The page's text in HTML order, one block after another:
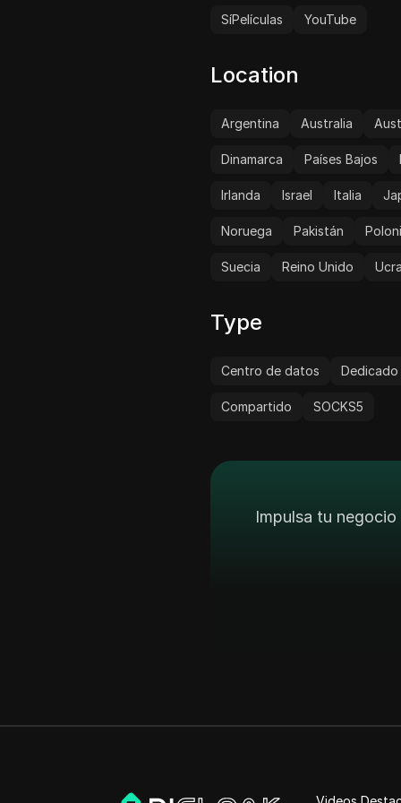
SíPelículas YouTube
Location
Argentina Australia
Dinamarca Países Bajos
Irlanda Israel Italia
Noruega Pakistán
Suecia Reino Unido
Type
Centro de datos Dedicado
Compartido SOCKS5
Impulsa tu